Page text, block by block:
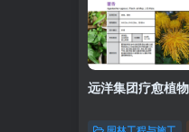
远洋集团疗愈植